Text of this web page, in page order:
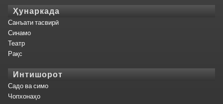
Ҳунаркада
Санъати тасвирӣ
Синамо
Театр
Рақс
Интишорот
Садо ва симо
Чопхонаҳо